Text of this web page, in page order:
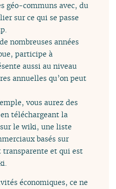
géo-communs avec, du
sur ce qui se passe
nombreuses années
participe à
aussi au niveau
annuelles qu’on peut
vous aurez des
téléchargeant la
le wiki, une liste
basés sur
transparente et qui est
économiques, ce ne